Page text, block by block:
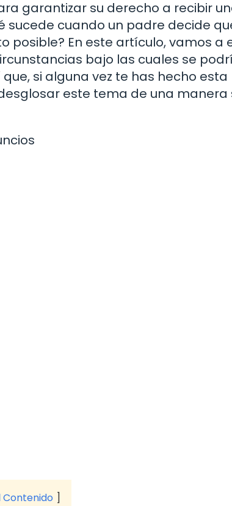
garantizar su derecho a recibir
sucede cuando un padre decide
posible? En este artículo, vamos a
bajo las cuales se
si alguna vez te has hecho esta
este tema de una manera